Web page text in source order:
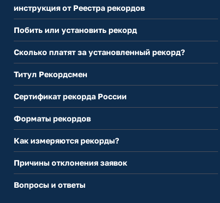
инструкция от Реестра рекордов
Побить или установить рекорд
Сколько платят за установленный рекорд?
Титул Рекордсмен
Сертификат рекорда России
Форматы рекордов
Как измеряются рекорды?
Причины отклонения заявок
Вопросы и ответы